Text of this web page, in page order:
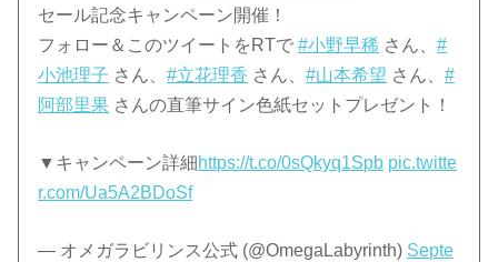
セール記念キャンペーン開催！
フォロー＆このツイートをRTで#小野早稀 さん、#
小池理子 さん、#立花理香 さん、#山本希望 さん、#
阿部里果 さんの直筆サイン色紙セットプレゼント！
▼キャンペーン詳細https://t.co/0sQkyq1Spb pic.twitte
r.com/Ua5A2BDoSf
— オメガラビリンス公式 (@OmegaLabyrinth) Septe